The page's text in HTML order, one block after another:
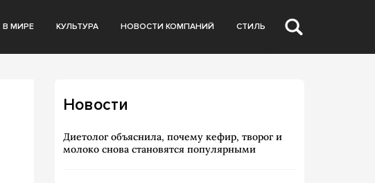
В МИРЕ КУЛЬТУРА НОВОСТИ КОМПАНИЙ СТИЛЬ
Новости
Диетолог объяснила, почему кефир, творог и
молоко снова становятся популярными